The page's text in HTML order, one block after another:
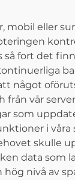
mobil eller
fort det
något
vår
som
i våra
skulle
data som
nivå av